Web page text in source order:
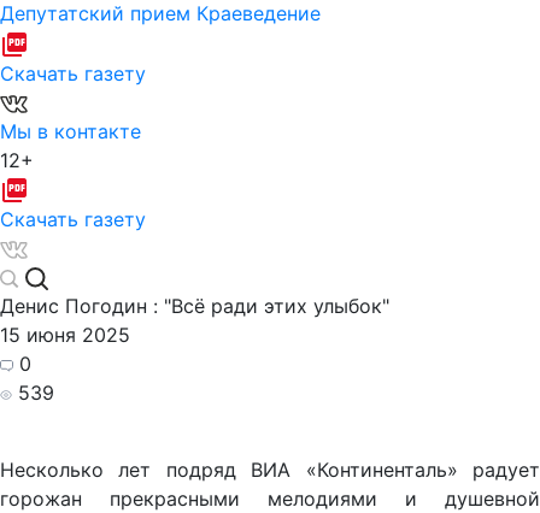
Депутатский прием Краеведение
Скачать газету
Мы в контакте
12+
Скачать газету
Денис Погодин : "Всё ради этих улыбок"
15 июня 2025
0
539
Несколько лет подряд ВИА «Континенталь» радует
горожан прекрасными мелодиями и душевной